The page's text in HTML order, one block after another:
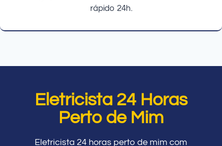
rápido 24h.
Eletricista 24 Horas
Perto de Mim
Eletricista 24 horas perto de mim com